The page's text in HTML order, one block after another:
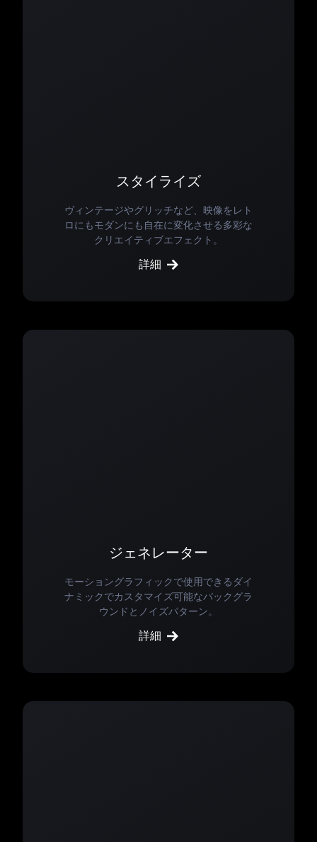
スタイライズ
ヴィンテージやグリッチなど、映像をレト
ロにもモダンにも自在に変化させる多彩な
クリエイティブエフェクト。
詳細
ジェネレーター
モーショングラフィックで使用できるダイ
ナミックでカスタマイズ可能なバックグラ
ウンドとノイズパターン。
詳細